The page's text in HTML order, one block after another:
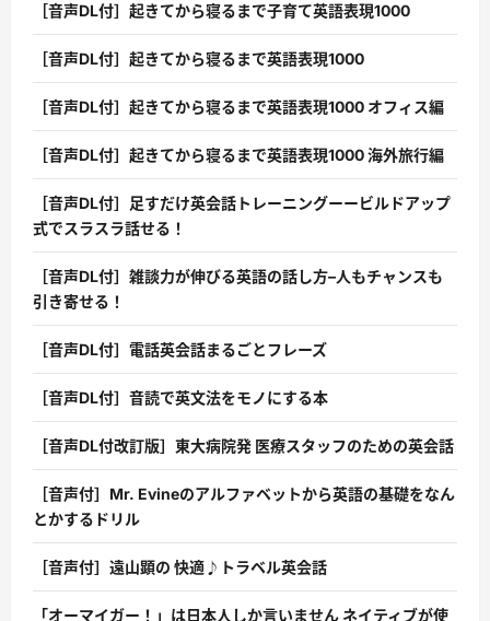
［音声DL付］起きてから寝るまで子育て英語表現1000
［音声DL付］起きてから寝るまで英語表現1000
［音声DL付］起きてから寝るまで英語表現1000 オフィス編
［音声DL付］起きてから寝るまで英語表現1000 海外旅行編
［音声DL付］足すだけ英会話トレーニングーービルドアップ
式でスラスラ話せる！
［音声DL付］雑談力が伸びる英語の話し方–人もチャンスも
引き寄せる！
［音声DL付］電話英会話まるごとフレーズ
［音声DL付］音読で英文法をモノにする本
［音声DL付改訂版］東大病院発 医療スタッフのための英会話
［音声付］Mr. Evineのアルファベットから英語の基礎をなん
とかするドリル
［音声付］遠山顕の 快適♪トラベル英会話
「オーマイガー！」は日本人しか言いません ネイティブが使